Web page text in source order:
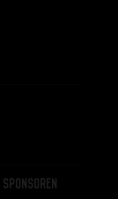
Sponsoren